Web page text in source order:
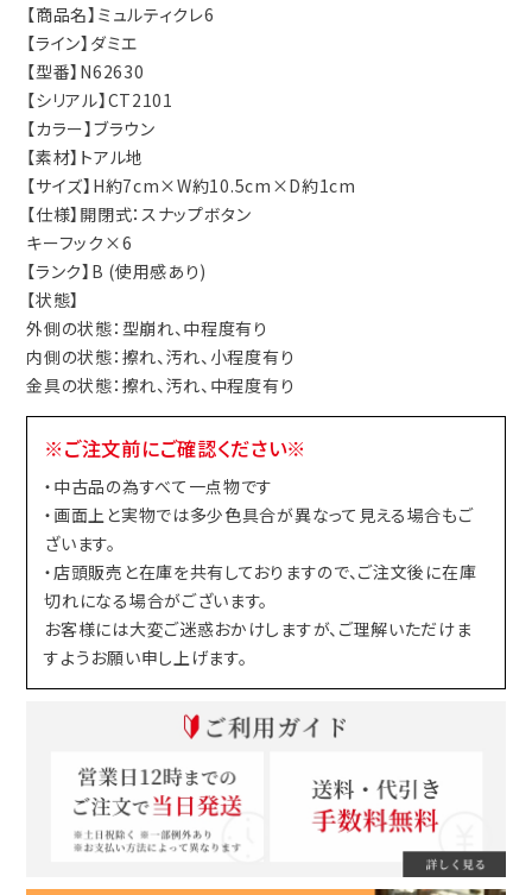
【商品名】ミュルティクレ6
【ライン】ダミエ
【型番】N62630
【シリアル】CT2101
【カラー】ブラウン
【素材】トアル地
【サイズ】H約7cm×W約10.5cm×D約1cm
【仕様】開閉式：スナップボタン
キーフック×6
【ランク】B (使用感あり)
【状態】
外側の状態：型崩れ、中程度有り
内側の状態：擦れ、汚れ、小程度有り
金具の状態：擦れ、汚れ、中程度有り
※ご注文前にご確認ください※
・中古品の為すべて一点物です
・画面上と実物では多少色具合が異なって見える場合もご
ざいます。
・店頭販売と在庫を共有しておりますので、ご注文後に在庫
切れになる場合がございます。
お客様には大変ご迷惑おかけしますが、ご理解いただけま
すようお願い申し上げます。